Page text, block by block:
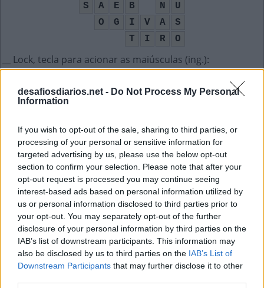
desafiosdiarios.net - Do Not Process My Personal
Information
If you wish to opt-out of the sale, sharing to third parties, or
processing of your personal or sensitive information for
targeted advertising by us, please use the below opt-out
section to confirm your selection. Please note that after your
opt-out request is processed you may continue seeing
interest-based ads based on personal information utilized by
us or personal information disclosed to third parties prior to
your opt-out. You may separately opt-out of the further
disclosure of your personal information by third parties on the
IAB’s list of downstream participants. This information may
also be disclosed by us to third parties on the IAB’s List of
Downstream Participants that may further disclose it to other
S
A E B N
U
O
G I V A
S
T
I R O
__ Lock, tecla para acionar as maiúsculas (ing.):
Presentes nos pés, incomodam bastante
C
A L O
S
Usada por policiais para prender a mão dos bandidos
A
L G E M
A
Decodifica a mensagem:
L
Ê
Coloca-se no anzol para pescar:
I
S C
A